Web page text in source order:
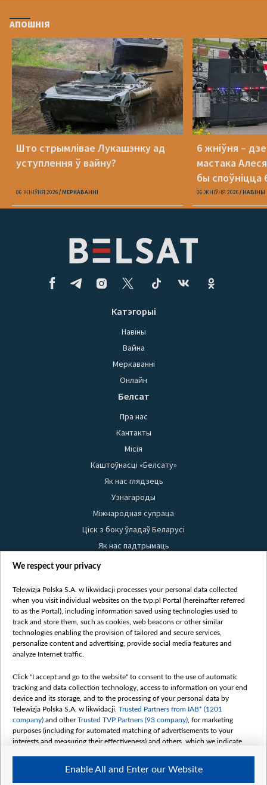
АПОШНІЯ
Што стрымлівае Лукашэнку ад
уступлення ў вайну?
06 ЖНІЎНЯ 2026 МЕРКАВАННI
6 жніўня –
мастака
бы споўніцца
06 ЖНІЎНЯ 2026 НАВІНЫ
Катэгорыі
Навіны
Вайна
Меркаванні
Онлайн
Белсат
Пра нас
Кантакты
Місія
Каштоўнасці «Белсату»
Як нас глядзець
Узнагароды
Міжнародная супраца
Ціск з боку ўладаў Беларусі
Як нас падтрымаць
Правілы выкарыстання матэрыялаў
Бяспека
Youtube
Белсат news
Белсат Shorts
Жэстачайшы мульт
Belsat English
Biełsat PL
Белсат Now
Белсат History
Белсат Music
Белсат Doc
We respect your privacy
Telewizja Polska S.A. w likwidacji processes your personal data collected
when you visit individual websites on the tvp.pl Portal (hereinafter referred
to as the Portal), including information saved using technologies used to
track and store them, such as cookies, web beacons or other similar
technologies enabling the provision of tailored and secure services,
personalize content and advertising, provide social media features and
analyze Internet traffic.
Click "I accept and go to the website" to consent to the use of automatic
tracking and data collection technology, access to information on your end
device and its storage, and to the processing of your personal data by
Telewizja Polska S.A. w likwidacji, Trusted Partners from IAB* (1201
company) and otherTrusted TVP Partners (93 company) , for marketing
purposes (including for automated matching of advertisements to your
interests and measuring their effectiveness) and others, which we indicate
The purposes of processing your data by TVP S.A. w likwidacji are as
follows:
Enable All and Enter our Website